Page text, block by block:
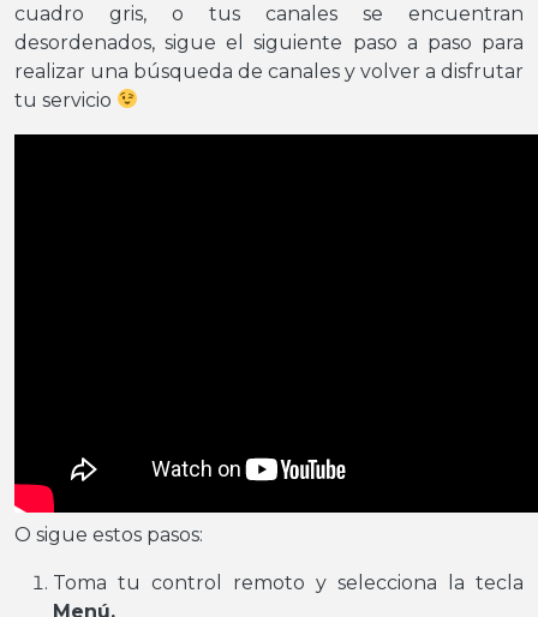
cuadro gris, o tus canales se encuentran
desordenados, sigue el siguiente paso a paso para
realizar una búsqueda de canales y volver a disfrutar
tu servicio
O sigue estos pasos:
Toma tu control remoto y selecciona la tecla
Menú.